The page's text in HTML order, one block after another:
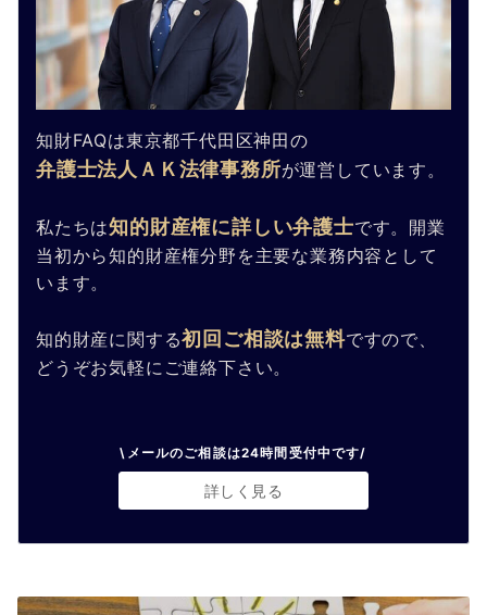
知財FAQは東京都千代田区神田の
弁護士法人ＡＫ法律事務所が運営しています。
私たちは知的財産権に詳しい弁護士です。開業
当初から知的財産権分野を主要な業務内容として
います。
知的財産に関する初回ご相談は無料ですので、
どうぞお気軽にご連絡下さい。
\メールのご相談は24時間受付中です/
詳しく見る